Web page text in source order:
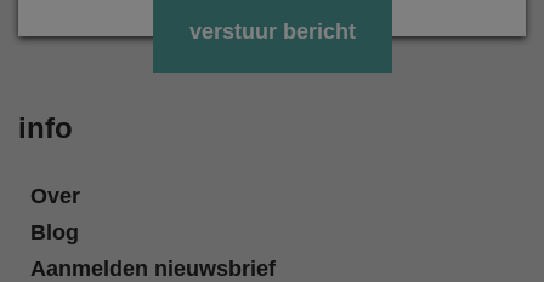
info
Over
Blog
Aanmelden nieuwsbrief